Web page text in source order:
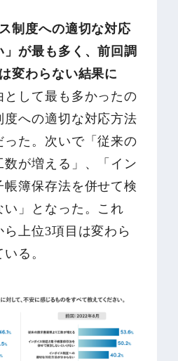
制度への適切な対応
が最も多く、前回調
変わらない結果に
して最も多かったの
度への適切な対応方法
った。次いで「従来の
が増える」、「イン
帳簿保存法を併せて検
」となった。これ
上位3項目は変わら
る。